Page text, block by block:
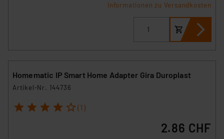
Informationen zu Versandkosten
Homematic IP Smart Home Adapter Gira Duroplast
Artikel-Nr. 144736
1 2 3 4 5 (1)
2.86 CHF